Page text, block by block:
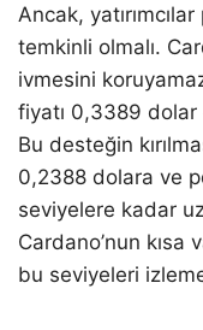
Ancak,
temkinli olmalı.
ivmesini
fiyatı 0,3389
Bu desteğin
0,2388 dolara ve
seviyelere kadar
Cardano’nun
bu seviyeleri